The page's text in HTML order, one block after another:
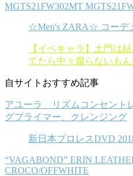
MGTS21FW302MT
☆Men's ZARA☆ コーデ
【イベキャラ】土門は
てたら中々腐らないも
自サイトおすすめ記事
アユーラ リズムコンセント
グプライマー、クレンジング
新日本プロレスDVD
“VAGABOND” ERIN
CROCO/OFFWHITE